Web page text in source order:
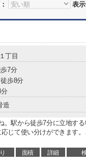
表示
丁目
歩7分
歩8分
造
。駅から徒歩7分に立地す
じて使い分けができます
面積 詳細